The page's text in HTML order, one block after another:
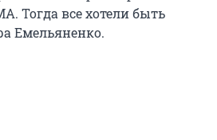
Тогда все хотели быть
Емельяненко.